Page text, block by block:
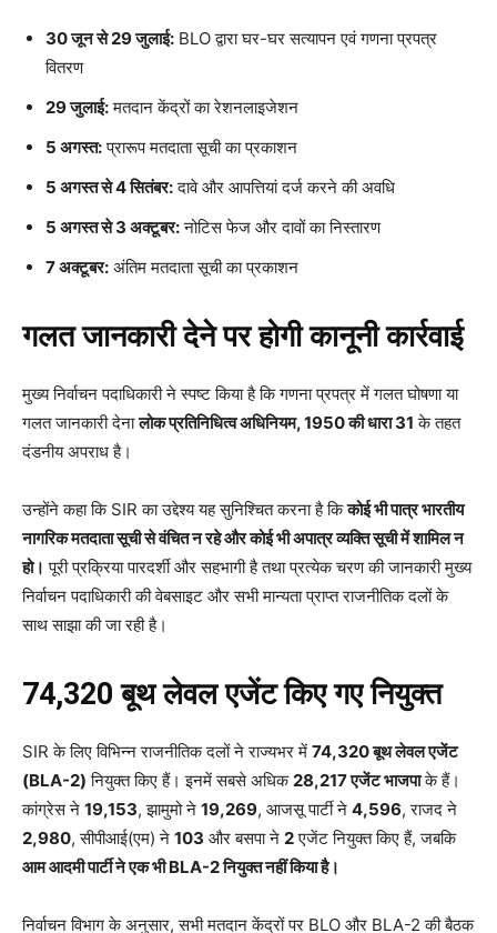
30 जून से 29 जुलाई: BLO द्वारा घर-घर सत्यापन एवं गणना प्रपत्र
वितरण
29 जुलाई:मतदान केंद्रों का रेशनलाइजेशन
5 अगस्त:प्रारूप मतदाता सूची का प्रकाशन
5 अगस्त से 4 सितंबर:दावे और आपत्तियां दर्ज करने की अवधि
5 अगस्त से 3 अक्टूबर:नोटिस फेज और दावों का निस्तारण
7 अक्टूबर: अंतिम मतदाता सूची का प्रकाशन
गलत जानकारी देने पर होगी कानूनी कार्रवाई
मुख्य निर्वाचन पदाधिकारी ने स्पष्ट किया है कि गणना प्रपत्र में गलत घोषणा या
गलत जानकारी देनालोक प्रतिनिधित्व अधिनियम, 1950 की धारा 31 के तहत
दंडनीय अपराध है।
उन्होंने कहा कि SIR का उद्देश्य यह सुनिश्चित करना है किकोई भी पात्र भारतीय
नागरिक मतदाता सूची से वंचित न रहे और कोई भी अपात्र व्यक्ति सूची में शामिल न
हो। पूरी प्रक्रिया पारदर्शी और सहभागी है तथा प्रत्येक चरण की जानकारी मुख्य
निर्वाचन पदाधिकारी की वेबसाइट और सभी मान्यता प्राप्त राजनीतिक दलों के
साथ साझा की जा रही है।
74,320 बूथ लेवल एजेंट किए गए नियुक्त
SIR के लिए विभिन्न राजनीतिक दलों ने राज्यभर में 74,320 बूथ लेवल एजेंट
(BLA-2) नियुक्त किए हैं। इनमें सबसे अधिक 28,217 एजेंट भाजपाके हैं।
कांग्रेस ने 19,153, झामुमो ने 19,269, आजसू पार्टी ने 4,596, राजद ने
2,980, सीपीआई(एम) ने 103 और बसपा ने 2एजेंट नियुक्त किए हैं, जबकि
आम आदमी पार्टी ने एक भी BLA-2 नियुक्त नहीं किया है।
निर्वाचन विभाग के अनुसार, सभी मतदान केंद्रों पर BLO और BLA-2 की बैठक